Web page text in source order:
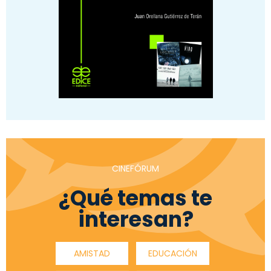
CINEFÓRUM
¿Qué temas te
interesan?
AMISTAD EDUCACIÓN